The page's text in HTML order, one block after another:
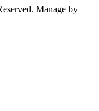
Manage by